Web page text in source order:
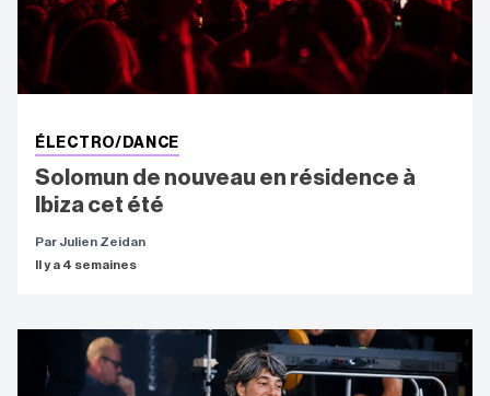
ÉLECTRO/DANCE
Solomun de nouveau en résidence à
Ibiza cet été
Par Julien Zeidan
Il y a 4 semaines